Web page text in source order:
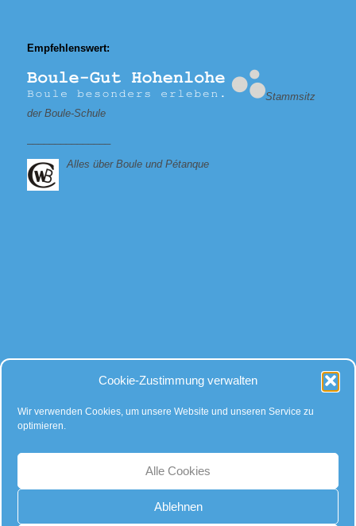
Cookie-Zustimmung verwalten
Wir verwenden Cookies, um unsere Website und unseren Service zu
optimieren.
Alle Cookies
Ablehnen
Empfehlenswert:
Stammsitz
der Boule-Schule
Alles über Boule und Pétanque
Bei allen Fragen
rund um Kugeln und Zubehör, gibt es für uns nur eine Antwort:
Kompetente Beratung – faire Preise!